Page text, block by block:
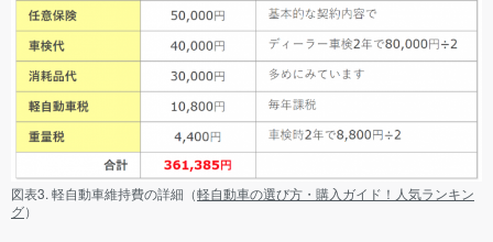
図表3. 軽自動車維持費の詳細（軽自動車の選び方・購入ガイド！人気ランキン
グ）